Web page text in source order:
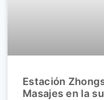
Estación
Masajes en la